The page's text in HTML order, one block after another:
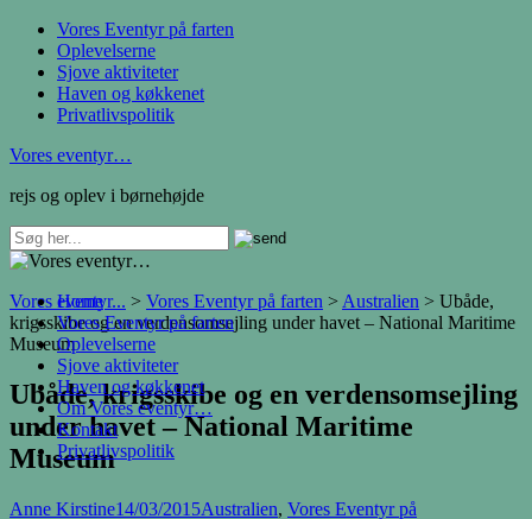
Vores Eventyr på farten
Oplevelserne
Sjove aktiviteter
Haven og køkkenet
Privatlivspolitik
Vores eventyr…
rejs og oplev i børnehøjde
Home
Vores Eventyr på farten
Oplevelserne
Sjove aktiviteter
Haven og køkkenet
Om Vores eventyr…
Kontakt
Privatlivspolitik
Vores eventyr... > Vores Eventyr på farten > Australien > Ubåde,
krigsskibe og en verdensomsejling under havet – National Maritime
Museum
Ubåde, krigsskibe og en verdensomsejling
under havet – National Maritime
Museum
Anne Kirstine14/03/2015Australien, Vores Eventyr på